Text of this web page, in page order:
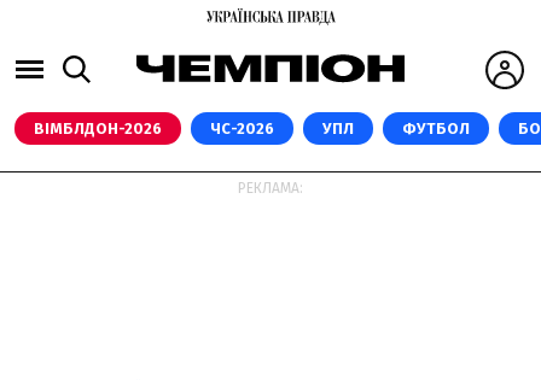
ВІМБЛДОН-2026 ЧС-2026 УПЛ ФУТБОЛ
РЕКЛАМА: